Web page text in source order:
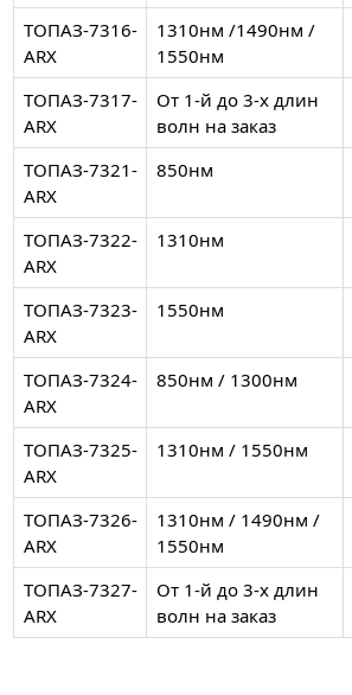
ТОПАЗ-7316-
ARX
1310нм /1490нм /
1550нм
ТОПАЗ-7317-
ARX
От 1-й до 3-х длин
волн на заказ
ТОПАЗ-7321-
ARX
850нм
ТОПАЗ-7322-
ARX
1310нм
ТОПАЗ-7323-
ARX
1550нм
ТОПАЗ-7324-
ARX
850нм / 1300нм
ТОПАЗ-7325-
ARX
1310нм / 1550нм
ТОПАЗ-7326-
ARX
1310нм / 1490нм /
1550нм
ТОПАЗ-7327-
ARX
От 1-й до 3-х длин
волн на заказ